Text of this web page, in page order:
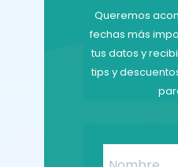
Queremos
fechas más
tus datos y
tips y